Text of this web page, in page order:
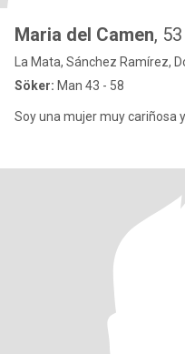
Maria del Camen, 53
La Mata, Sánchez Ramírez,
Söker: Man 43 - 58
Soy una mujer muy cariñosa